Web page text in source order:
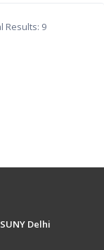
Results: 9
Delhi